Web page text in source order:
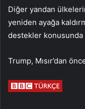
Diğer yandan
yeniden ayağa
destekler konusunda
Trump, Mısır’dan